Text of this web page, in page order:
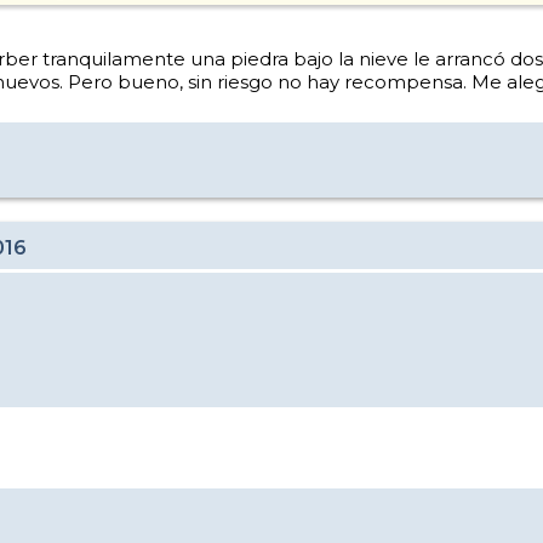
tranquilamente una piedra bajo la nieve le arrancó
Pero bueno, sin riesgo no hay recompensa. Me